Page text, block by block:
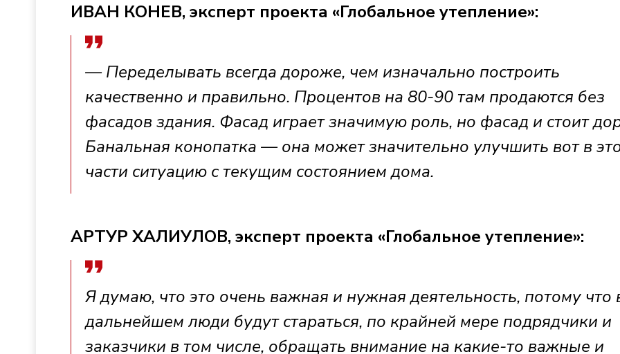
ИВАН КОНЕВ, эксперт проекта «Глобальное утепление»:
— Переделывать всегда дороже, чем изначально построить
качественно и правильно. Процентов на 80-90 там продаются без
фасадов здания. Фасад играет значимую роль, но фасад и стоит
Банальная конопатка — она может значительно улучшить вот в
части ситуацию с текущим состоянием дома.
АРТУР ХАЛИУЛОВ, эксперт проекта «Глобальное утепление»:
Я думаю, что это очень важная и нужная деятельность, потому что
дальнейшем люди будут стараться, по крайней мере подрядчики и
заказчики в том числе, обращать внимание на какие-то важные и